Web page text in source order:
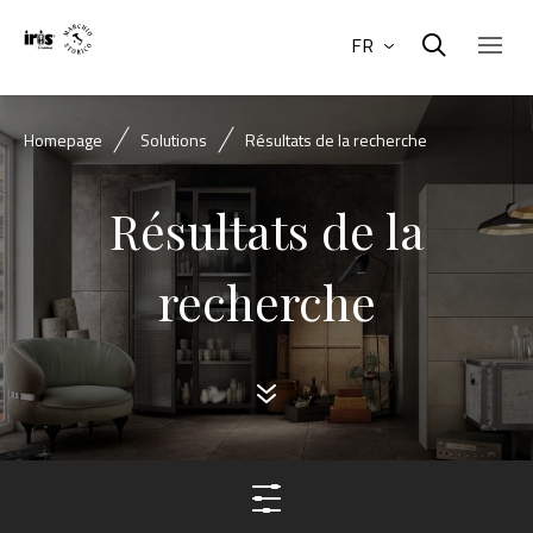
FR
Homepage Solutions Résultats de la recherche
Résultats de la
recherche